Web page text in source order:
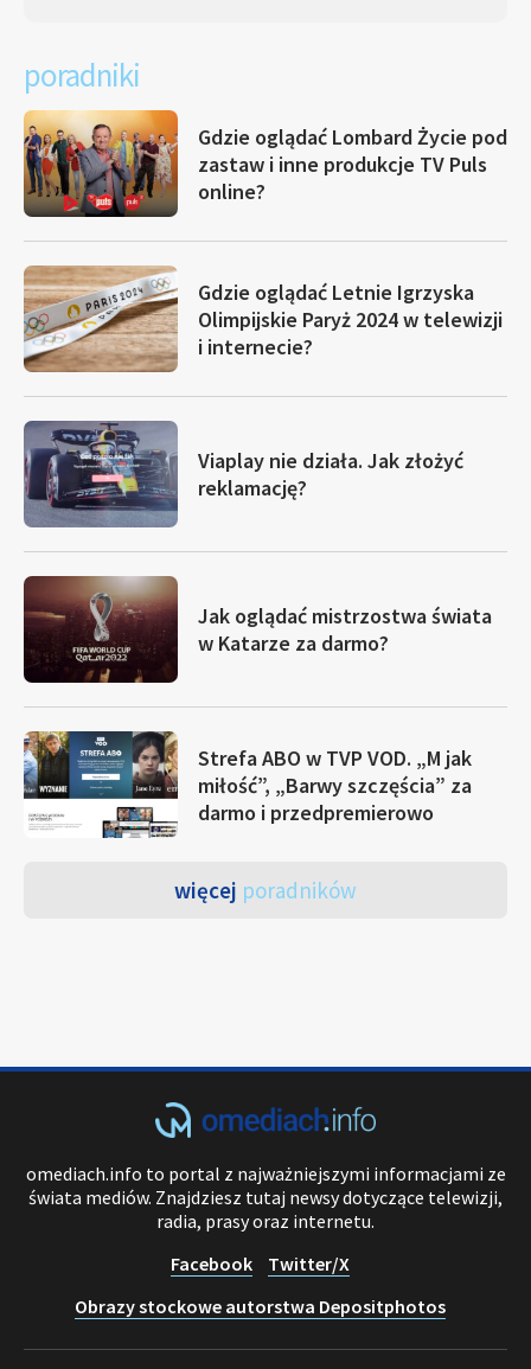
poradniki
Gdzie oglądać Lombard Życie pod
zastaw i inne produkcje TV Puls
online?
Gdzie oglądać Letnie Igrzyska
Olimpijskie Paryż 2024 w telewizji
i internecie?
Viaplay nie działa. Jak złożyć
reklamację?
Jak oglądać mistrzostwa świata
w Katarze za darmo?
Strefa ABO w TVP VOD. „M jak
miłość”, „Barwy szczęścia” za
darmo i przedpremierowo
więcej poradników
omediach.info to portal z najważniejszymi informacjami ze
świata mediów. Znajdziesz tutaj newsy dotyczące telewizji,
radia, prasy oraz internetu.
Facebook
Twitter/X
Obrazy stockowe autorstwa Depositphotos